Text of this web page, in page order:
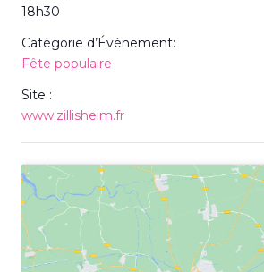
18h30
Catégorie d’Évènement:
Fête populaire
Site :
www.zillisheim.fr